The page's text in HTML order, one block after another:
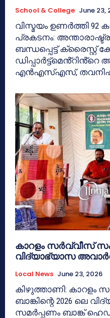
School & College June 23,
വിസ്മയം ഉണർത്തി
പ്രകടനം:
ബന്ധപ്പെട്ട് ക്രൈസ്റ്റ്
എൻഎസ്എസ്, തവനിഷ്
കാറളം സർവ്വീസ്
വിദ്യാഭ്യാസ
Local News June 23, 2026
കിഴുത്താണി:
ബാങ്കിന്റെ 2026 ലെ
സമർപ്പണം ബാങ്ക്